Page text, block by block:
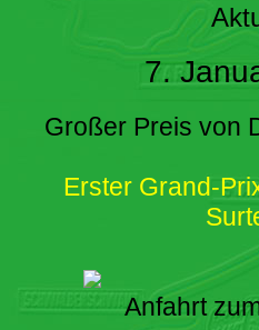
7.
Großer Preis von
Erster Grand-
Anfahrt